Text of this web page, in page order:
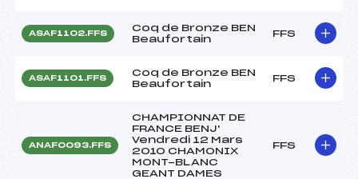
ASAF1102.FFS
Coq de Bronze BEN
Beaufortain
FFS
ASAF1101.FFS
Coq de Bronze BEN
Beaufortain
FFS
ANAF0093.FFS
CHAMPIONNAT DE
FRANCE BENJ'
Vendredi 12 Mars
2010 CHAMONIX
MONT-BLANC
GEANT DAMES
FFS